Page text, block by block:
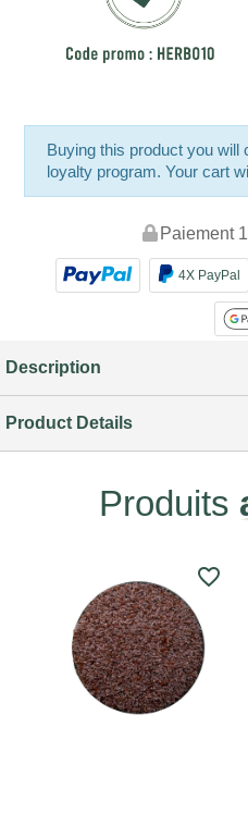
Buying this product you will
loyalty program. Your cart
Paiement
4X PayPal
Description
Product Details
Produits
favorite_border